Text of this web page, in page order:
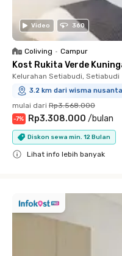
Video 360
Coliving • Campur
Kost Rukita Verde
Kelurahan Setiabudi, Setiabudi
3.2 km dari wisma
mulai dari Rp3.568.000
-7% Rp3.308.000 /bulan
Diskon sewa min. 12 Bulan
Lihat info lebih banyak